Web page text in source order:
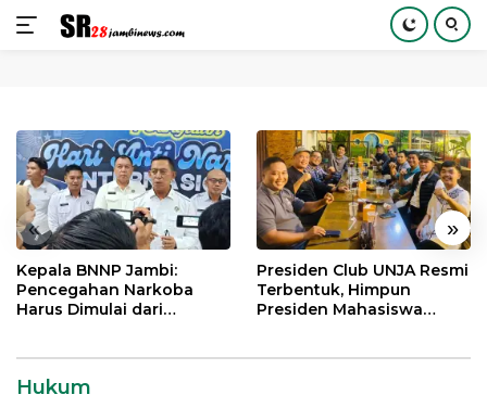
konten
« »
Kepala BNNP Jambi:
Pencegahan Narkoba
Harus Dimulai dari
Presiden Club UNJA Resmi
Terbentuk, Himpun
Presiden Mahasiswa
Hukum